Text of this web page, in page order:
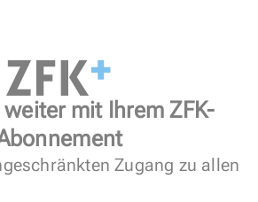
weiter mit Ihrem ZFK-
Zugang zu allen